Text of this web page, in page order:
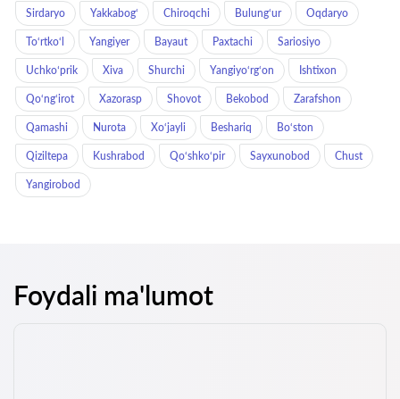
Sirdaryo Yakkabog‘ Chiroqchi Bulung‘ur Oqdaryo
To‘rtko‘l Yangiyer Bayaut Paxtachi Sariosiyo
Uchkoʻprik Xiva Shurchi Yangiyo‘rg‘on Ishtixon
Qo‘ng‘irot Xazorasp Shovot Bekobod Zarafshon
Qamashi Nurota Xo‘jayli Beshariq Bo‘ston
Qiziltepa Kushrabod Qo‘shko‘pir Sayxunobod Chust
Yangirobod
Foydali ma'lumot